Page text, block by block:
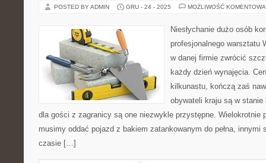
POSTED BY ADMIN GRU - 24 - 2025 MOŻLIWOŚĆ
Niesłychanie dużo osób
profesjonalnego warsztatu
w danej firmie zwrócić
każdy dzień wynajęcia.
kilkunastu, kończą zaś
obywateli kraju są w
dla gości z zagranicy są one niezwykle przystępne. Wielokrotnie
musimy oddać pojazd z bakiem zatankowanym do pełna, innymi
czasie […]